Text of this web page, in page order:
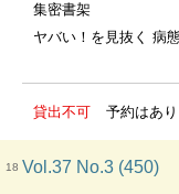
集密書架
ヤバい！を見抜く 病態生理と診断
貸出不可 予約はあ
18 Vol.37 No.3 (450)